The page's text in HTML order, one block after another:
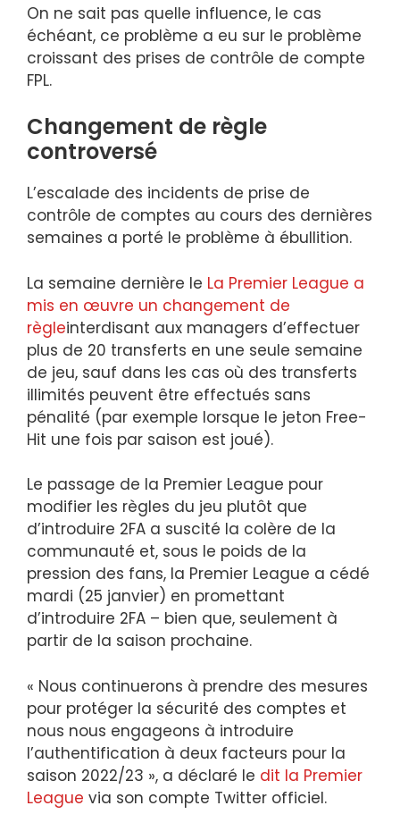
On ne sait pas quelle influence, le cas
échéant, ce problème a eu sur le problème
croissant des prises de contrôle de compte
FPL.
Changement de règle
controversé
L’escalade des incidents de prise de
contrôle de comptes au cours des dernières
semaines a porté le problème à ébullition.
La semaine dernière le La Premier League a
mis en œuvre un changement de
règleinterdisant aux managers d’effectuer
plus de 20 transferts en une seule semaine
de jeu, sauf dans les cas où des transferts
illimités peuvent être effectués sans
pénalité (par exemple lorsque le jeton Free-
Hit une fois par saison est joué).
Le passage de la Premier League pour
modifier les règles du jeu plutôt que
d’introduire 2FA a suscité la colère de la
communauté et, sous le poids de la
pression des fans, la Premier League a cédé
mardi (25 janvier) en promettant
d’introduire 2FA – bien que, seulement à
partir de la saison prochaine.
« Nous continuerons à prendre des mesures
pour protéger la sécurité des comptes et
nous nous engageons à introduire
l’authentification à deux facteurs pour la
saison 2022/23 », a déclaré le dit la Premier
League via son compte Twitter officiel.